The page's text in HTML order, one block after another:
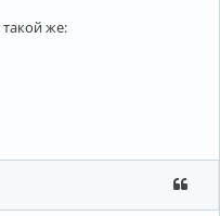
такой же: